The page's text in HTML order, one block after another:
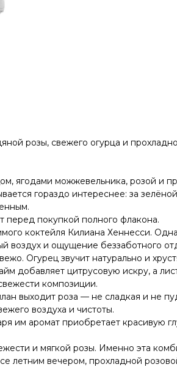
розы, свежего огурца и
ягодами можжевельника, розой и
гораздо интереснее: за
перед покупкой полного флакона.
коктейля Килиана Хеннесси.
воздух и ощущение беззаботного
Огурец звучит натурально и
добавляет цитрусовую искру, а
композиции.
выходит роза — не сладкая и не
воздуха и чистоты.
им аромат приобретает красивую
и мягкой розы. Именно эта
летним вечером, прохладной